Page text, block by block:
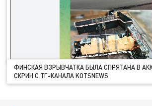
ФИНСКАЯ ВЗРЫВЧАТКА БЫЛА СПРЯТАНА В
СКРИН С ТГ-КАНАЛА KOTSNEWS